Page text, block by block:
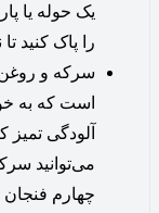
یک حوله یا
را پاک کنید
سرکه و
است که به
آلودگی
می‌توانید
چهارم